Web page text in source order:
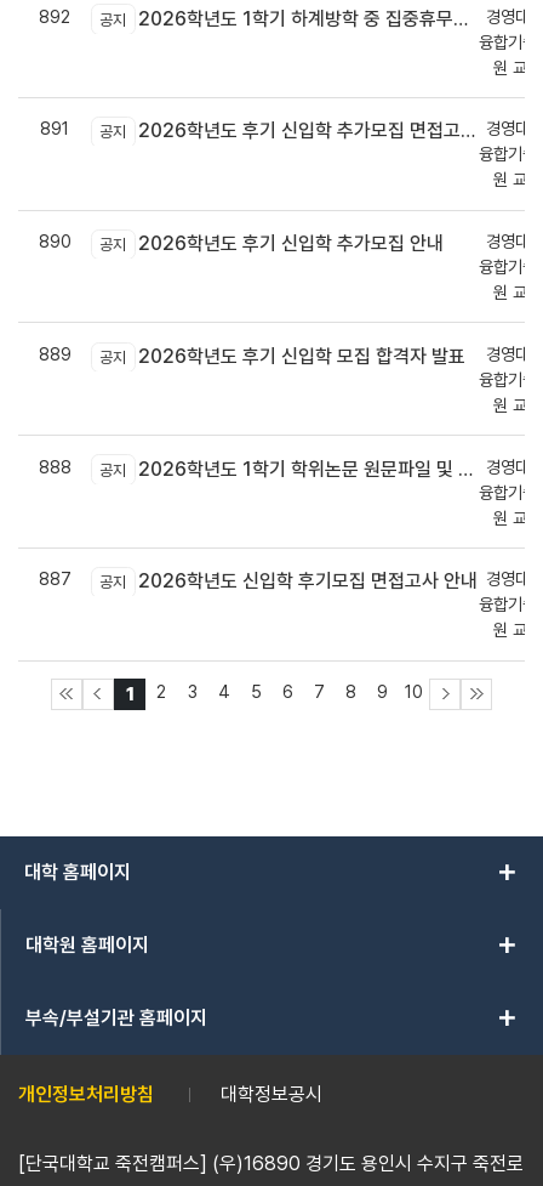
892 공지 2026학년도 1학기 하계방학 중 집중휴무제 시행 안내
경영대
융합기술
원 교
891 공지 2026학년도 후기 신입학 추가모집 면접고사 안내
경영대
융합기술
원 교
890 공지 2026학년도 후기 신입학 추가모집 안내
경영대
융합기술
원 교
889 공지 2026학년도 후기 신입학 모집 합격자 발표
경영대
융합기술
원 교
888 공지 2026학년도 1학기 학위논문 원문파일 및 인쇄본 제출 안내
경영대
융합기술
원 교
887 공지 2026학년도 신입학 후기모집 면접고사 안내
경영대
융합기술
원 교
1 2 3 4 5 6 7 8 9 10
대학 홈페이지 add
대학원 홈페이지 add
부속/부설기관 홈페이지 add
개인정보처리방침 대학정보공시
[단국대학교 죽전캠퍼스] (우)16890 경기도 용인시 수지구 죽전로